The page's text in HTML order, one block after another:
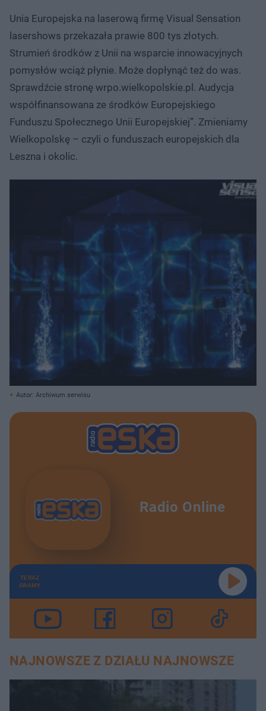
Unia Europejska na laserową firmę Visual Sensation
lasershows przekazała prawie 800 tys złotych.
Strumień środków z Unii na wsparcie innowacyjnych
pomysłów wciąż płynie. Może dopłynąć też do was.
Sprawdźcie stronę wrpo.wielkopolskie.pl. Audycja
współfinansowana ze środków Europejskiego
Funduszu Społecznego Unii Europejskiej”. Zmieniamy
Wielkopolskę – czyli o funduszach europejskich dla
Leszna i okolic.
Autor: Archiwum serwisu
Radio Online
TERAZ
GRAMY
NAJNOWSZE Z DZIAŁU NAJNOWSZE